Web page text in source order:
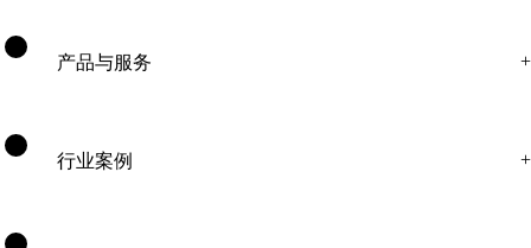
产品与服务
行业案例